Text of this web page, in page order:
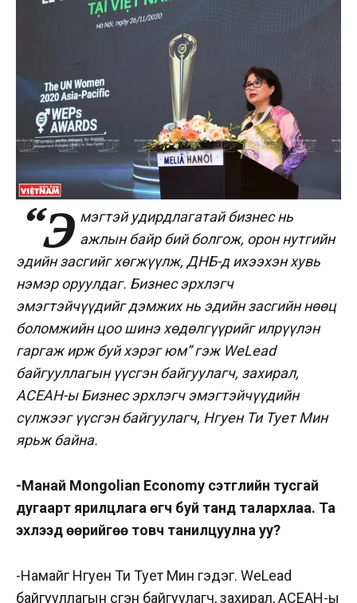
“Э мэгтэй удирдлагатай бизнес нь
ажлын байр бий болгож, орон нутгийн
эдийн засгийг хөгжүүлж, ДНБ-д ихээхэн хувь
нэмэр оруулдаг. Бизнес эрхлэгч
эмэгтэйчүүдийг дэмжих нь эдийн засгийн нөөц
боломжийн цоо шинэ хөдөлгүүрийг илрүүлэн
гаргаж ирж буй хэрэг юм” гэж WeLead
байгууллагын үүсгэн байгуулагч, захирал,
AСEAН-ы Бизнес эрхлэгч эмэгтэйчүүдийн
сүлжээг үүсгэн байгуулагч, Нгуен Ти Тует Мин
ярьж байна.
-Манай Mongolian Economy сэтгүүлийн тусгай
дугаарт ярилцлага өгч буй танд талархлаа. Та
эхлээд өөрийгөө товч танилцуулна уу?
-Намайг Нгуен Ти Тует Мин гэдэг. WeLead
байгууллагын үүсгэн байгуулагч, захирал, AСEAН-ы